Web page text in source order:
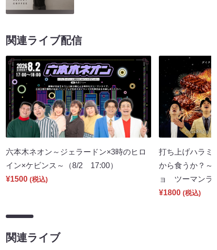
関連ライブ配信
六本木ネオン～ジェラードン×3時のヒロ
イン×ケビンス～（8/2 17:00）
¥1500 (税込)
打ち上げハラミ
から食うか？～
ョ ツーマンラ
¥1800 (税込)
関連ライブ